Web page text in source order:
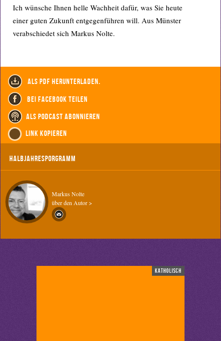
Ich wünsche Ihnen helle Wachheit dafür, was Sie heute
einer guten Zukunft entgegenführen will. Aus Münster
verabschiedet sich Markus Nolte.
als PDF herunterladen.
bei Facebook teilen
als Podcast abonnieren
Link kopieren
Halbjahresporgramm
Markus Nolte
über den Autor >
katholisch